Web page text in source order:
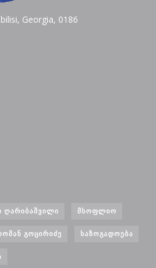
Georgia, 0186
ᲦᲐᲠᲘᲑᲐᲨᲕᲘᲚᲘ ᲛᲡᲝᲤᲚᲘᲝ
ᲒᲝᲪᲘᲠᲘᲫᲔ ᲡᲐᲖᲝᲒᲐᲓᲝᲔᲑᲐ